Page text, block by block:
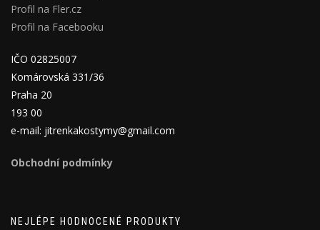
Profil na Fler.cz
Profil na Facebooku
IČO 02825007
Komárovská 331/36
Praha 20
193 00
e-mail: jitrenkakostymy@gmail.com
Obchodní podmínky
NEJLÉPE HODNOCENÉ PRODUKTY